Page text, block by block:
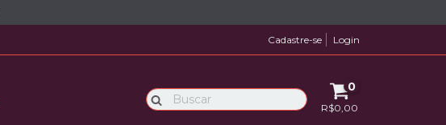
Cadastre-se Login
0
R$0,00